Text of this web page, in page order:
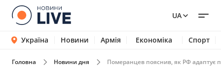
UA
Україна Новини Армія Економіка Спорт
Головна Новини дня Померанцев пояснив, як РФ адаптує